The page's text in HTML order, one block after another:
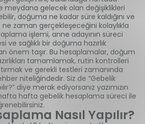
meydana gelecek olan değişiklikleri
doğuma ne kadar süre kaldığını ve
zaman gerçekleşeceğini kolaylıkla
işlemi, anne adayının süreci
ve sağlıklı bir doğuma hazırlık
önem taşır. Bu hesaplamalar, doğum
tamamlamak, rutin kontrolleri
ve gerekli testleri zamanında
niteliğindedir. Siz de “Gebelik
diye merak ediyorsanız yazımızın
hafta gebelik hesaplama süreci ile
Nasıl Yapılır?